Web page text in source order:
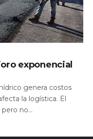
exponencial
genera costos
la logística. El
no...